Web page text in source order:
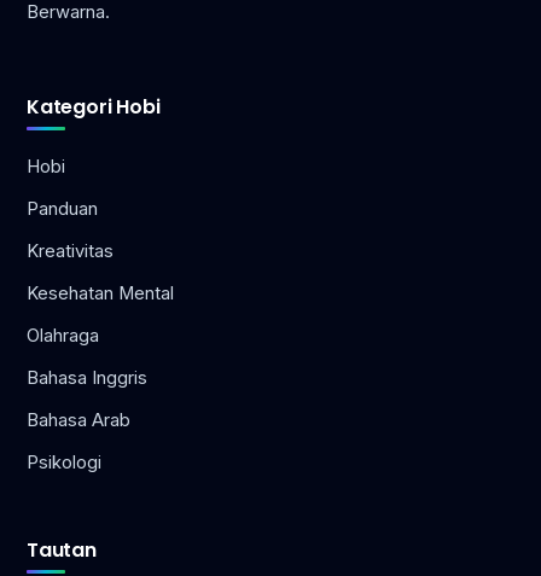
Berwarna.
Kategori Hobi
Hobi
Panduan
Kreativitas
Kesehatan Mental
Olahraga
Bahasa Inggris
Bahasa Arab
Psikologi
Tautan